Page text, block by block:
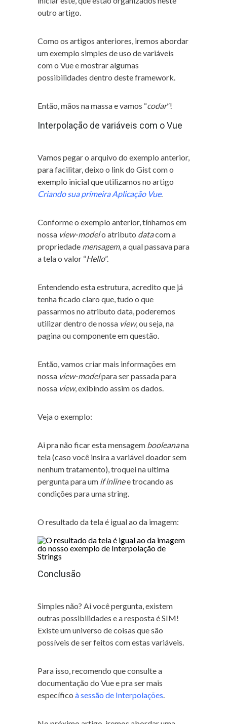
outro artigo.
Como os artigos anteriores, iremos abordar
um exemplo simples de uso de variáveis
com o Vue e mostrar algumas
possibilidades dentro deste framework.
Então, mãos na massa e vamos “codar”!
Interpolação de variáveis com o Vue
Vamos pegar o arquivo do exemplo anterior,
para facilitar, deixo o link do Gist com o
exemplo inicial que utilizamos no artigo
Criando sua primeira Aplicação Vue.
Conforme o exemplo anterior, tínhamos em
nossa view-modelo atributo datacom a
propriedade mensagem, a qual passava para
a tela o valor “Hello”.
Entendendo esta estrutura, acredito que já
tenha ficado claro que, tudo o que
passarmos no atributo data, poderemos
utilizar dentro de nossa view, ou seja, na
pagina ou componente em questão.
Então, vamos criar mais informações em
nossa view-modelpara ser passada para
nossa view, exibindo assim os dados.
Veja o exemplo:
Ai pra não ficar esta mensagem booleanana
tela (caso você insira a variável doador sem
nenhum tratamento), troquei na ultima
pergunta para um if inlinee trocando as
condições para uma string.
O resultado da tela é igual ao da imagem:
Conclusão
Simples não? Ai você pergunta, existem
outras possibilidades e a resposta é SIM!
Existe um universo de coisas que são
possíveis de ser feitos com estas variáveis.
Para isso, recomendo que consulte a
documentação do Vue e pra ser mais
específico à sessão de Interpolações.